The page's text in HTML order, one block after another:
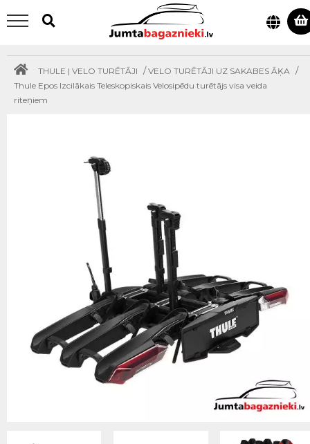
THULE | VELO TURĒTĀJI /VELO TURĒTĀJI UZ SAKABES ĀĶA /
Thule Epos Izcilākais Teleskopiskais Velosipēdu turētājs visa veida
riteņiem